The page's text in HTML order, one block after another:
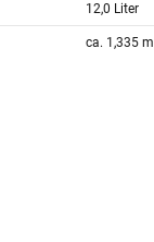
12,0 Liter
ca. 1,335 ml